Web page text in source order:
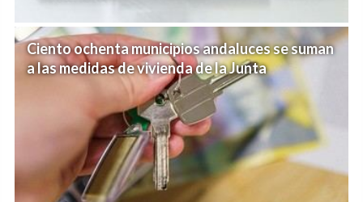
Ciento ochenta municipios andaluces se suman
a las medidas de vivienda de la Junta